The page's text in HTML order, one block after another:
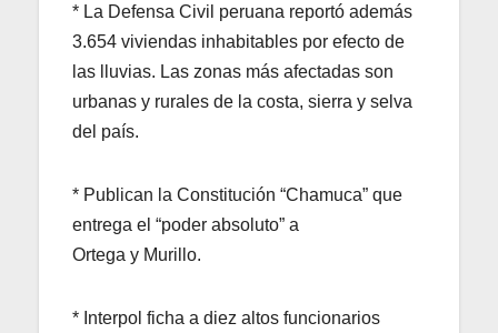
* La Defensa Civil peruana reportó además
3.654 viviendas inhabitables por efecto de
las lluvias. Las zonas más afectadas son
urbanas y rurales de la costa, sierra y selva
del país.
* Publican la Constitución “Chamuca” que
entrega el “poder absoluto” a
Ortega y Murillo.
* Interpol ficha a diez altos funcionarios